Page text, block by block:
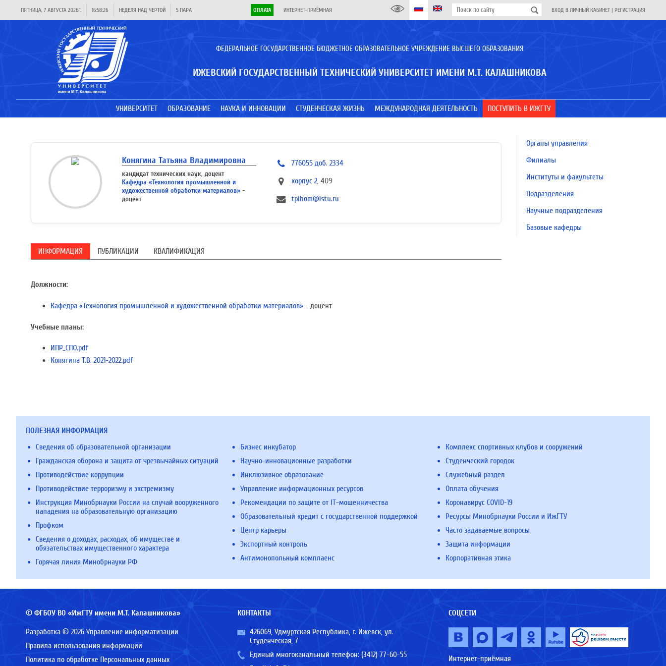
ПЯТНИЦА, 7 АВГУСТА 2026Г. 16:58:26 НЕДЕЛЯ НАД ЧЕРТОЙ 5 ПАРА ОПЛАТА ИНТЕРНЕТ-ПРИЁМНАЯ ВХОД В ЛИЧНЫЙ КАБИНЕТ | РЕГИСТРАЦИЯ
ФЕДЕРАЛЬНОЕ ГОСУДАРСТВЕННОЕ БЮДЖЕТНОЕ ОБРАЗОВАТЕЛЬНОЕ УЧРЕЖДЕНИЕ ВЫСШЕГО ОБРАЗОВАНИЯ
ИЖЕВСКИЙ ГОСУДАРСТВЕННЫЙ ТЕХНИЧЕСКИЙ УНИВЕРСИТЕТ ИМЕНИ М.Т. КАЛАШНИКОВА
УНИВЕРСИТЕТ ОБРАЗОВАНИЕ НАУКА И ИННОВАЦИИ СТУДЕНЧЕСКАЯ ЖИЗНЬ МЕЖДУНАРОДНАЯ ДЕЯТЕЛЬНОСТЬ ПОСТУПИТЬ В ИЖГТУ
Конягина Татьяна Владимировна
кандидат технических наук, доцент
Кафедра «Технология промышленной и
художественной обработки материалов» -
доцент
776055 доб. 2334
корпус 2, 409
tpihom@istu.ru
ИНФОРМАЦИЯ ПУБЛИКАЦИИ КВАЛИФИКАЦИЯ
Должности:
Кафедра «Технология промышленной и художественной обработки материалов» - доцент
Учебные планы:
ИПР_СПО.pdf
Конягина Т.В. 2021-2022.pdf
Органы управления
Филиалы
Институты и факультеты
Подразделения
Научные подразделения
Базовые кафедры
ПОЛЕЗНАЯ ИНФОРМАЦИЯ
Сведения об образовательной организации
Гражданская оборона и защита от чрезвычайных ситуаций
Противодействие коррупции
Противодействие терроризму и экстремизму
Инструкция Минобрнауки России на случай вооруженного
нападения на образовательную организацию
Профком
Сведения о доходах, расходах, об имуществе и
обязательствах имущественного характера
Горячая линия Минобрнауки РФ
Бизнес инкубатор
Научно-инновационные разработки
Инклюзивное образование
Управление информационных ресурсов
Рекомендации по защите от IT-мошенничества
Образовательный кредит с государственной поддержкой
Центр карьеры
Экспортный контроль
Антимонопольный комплаенс
Комплекс спортивных клубов и сооружений
Студенческий городок
Служебный раздел
Оплата обучения
Коронавирус COVID-19
Ресурсы Минобрнауки России и ИжГТУ
Часто задаваемые вопросы
Защита информации
Корпоративная этика
© ФГБОУ ВО «ИжГТУ имени М.Т. Калашникова»
Разработка © 2026 Управление информатизации
Правила использования информации
Политика по обработке Персональных данных
КОНТАКТЫ
426069, Удмуртская Республика, г. Ижевск, ул.
Студенческая, 7
Единый многоканальный телефон: (3412) 77-60-55
СОЦСЕТИ
Интернет-приёмная